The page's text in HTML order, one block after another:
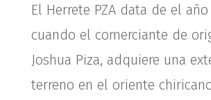
El Herrete PZA data de el año
cuando el comerciante de
Joshua Piza, adquiere una
terreno en el oriente